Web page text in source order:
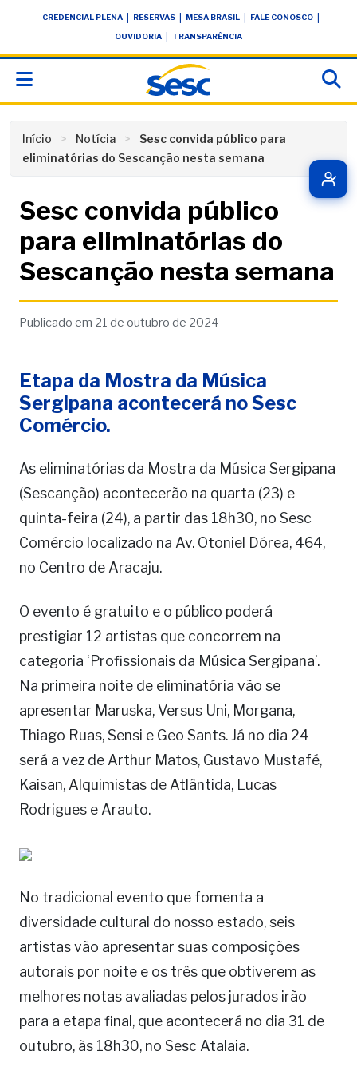
conteúdoCREDENCIAL PLENA RESERVAS MESA BRASIL FALE CONOSCO
OUVIDORIA TRANSPARÊNCIA
Início Notícia
Sesc convida público para
eliminatórias do Sescanção nesta semana
Sesc convida público
para eliminatórias do
Sescanção nesta semana
Publicado em 21 de outubro de 2024
Etapa da Mostra da Música
Sergipana acontecerá no Sesc
Comércio.
As eliminatórias da Mostra da Música Sergipana
(Sescanção) acontecerão na quarta (23) e
quinta-feira (24), a partir das 18h30, no Sesc
Comércio localizado na Av. Otoniel Dórea, 464,
no Centro de Aracaju.
O evento é gratuito e o público poderá
prestigiar 12 artistas que concorrem na
categoria ‘Profissionais da Música Sergipana’.
Na primeira noite de eliminatória vão se
apresentar Maruska, Versus Uni, Morgana,
Thiago Ruas, Sensi e Geo Sants. Já no dia 24
será a vez de Arthur Matos, Gustavo Mustafé,
Kaisan, Alquimistas de Atlântida, Lucas
Rodrigues e Arauto.
No tradicional evento que fomenta a
diversidade cultural do nosso estado, seis
artistas vão apresentar suas composições
autorais por noite e os três que obtiverem as
melhores notas avaliadas pelos jurados irão
para a etapa final, que acontecerá no dia 31 de
outubro, às 18h30, no Sesc Atalaia.